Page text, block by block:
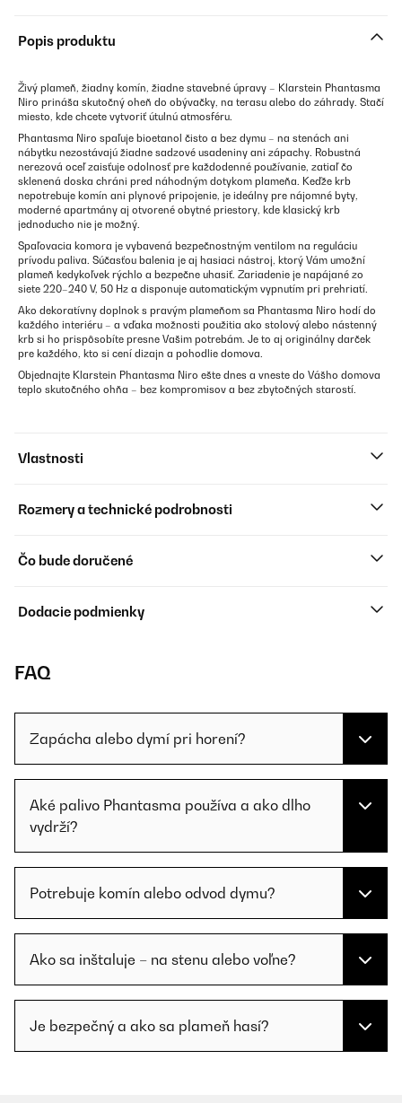
Popis produktu
Živý plameň, žiadny komín, žiadne stavebné úpravy – Klarstein Phantasma
Niro prináša skutočný oheň do obývačky, na terasu alebo do záhrady. Stačí
miesto, kde chcete vytvoriť útulnú atmosféru.
Phantasma Niro spaľuje bioetanol čisto a bez dymu – na stenách ani
nábytku nezostávajú žiadne sadzové usadeniny ani zápachy. Robustná
nerezová oceľ zaisťuje odolnosť pre každodenné používanie, zatiaľ čo
sklenená doska chráni pred náhodným dotykom plameňa. Keďže krb
nepotrebuje komín ani plynové pripojenie, je ideálny pre nájomné byty,
moderné apartmány aj otvorené obytné priestory, kde klasický krb
jednoducho nie je možný.
Spaľovacia komora je vybavená bezpečnostným ventilom na reguláciu
prívodu paliva. Súčasťou balenia je aj hasiaci nástroj, ktorý Vám umožní
plameň kedykoľvek rýchlo a bezpečne uhasiť. Zariadenie je napájané zo
siete 220–240 V, 50 Hz a disponuje automatickým vypnutím pri prehriatí.
Ako dekoratívny doplnok s pravým plameňom sa Phantasma Niro hodí do
každého interiéru – a vďaka možnosti použitia ako stolový alebo nástenný
krb si ho prispôsobíte presne Vašim potrebám. Je to aj originálny darček
pre každého, kto si cení dizajn a pohodlie domova.
Objednajte Klarstein Phantasma Niro ešte dnes a vneste do Vášho domova
teplo skutočného ohňa – bez kompromisov a bez zbytočných starostí.
Vlastnosti
Rozmery a technické podrobnosti
Čo bude doručené
Dodacie podmienky
FAQ
Zapácha alebo dymí pri horení?
Aké palivo Phantasma používa a ako dlho
vydrží?
Potrebuje komín alebo odvod dymu?
Ako sa inštaluje – na stenu alebo voľne?
Je bezpečný a ako sa plameň hasí?